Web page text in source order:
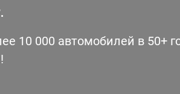
10 000 автомобилей в 50+